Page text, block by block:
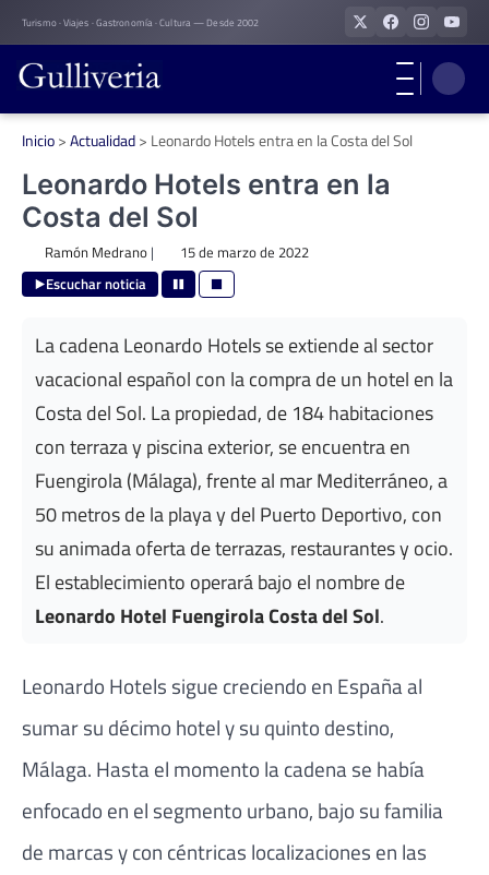
Skip
to
content
Turismo · Viajes · Gastronomía · Cultura — Desde 2002
Inicio>Actualidad> Leonardo Hotels entra en la Costa del Sol
Leonardo Hotels entra en la
Costa del Sol
Ramón Medrano| 15 de marzo de 2022
Escuchar noticia
La cadena Leonardo Hotels se extiende al sector
vacacional español con la compra de un hotel en la
Costa del Sol. La propiedad, de 184 habitaciones
con terraza y piscina exterior, se encuentra en
Fuengirola (Málaga), frente al mar Mediterráneo, a
50 metros de la playa y del Puerto Deportivo, con
su animada oferta de terrazas, restaurantes y ocio.
El establecimiento operará bajo el nombre de
Leonardo Hotel Fuengirola Costa del Sol.
Leonardo Hotels sigue creciendo en España al
sumar su décimo hotel y su quinto destino,
Málaga. Hasta el momento la cadena se había
enfocado en el segmento urbano, bajo su familia
de marcas y con céntricas localizaciones en las